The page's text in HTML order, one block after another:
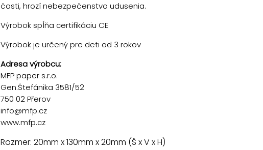
časti, hrozí nebezpečenstvo udusenia.
Výrobok spĺňa certifikáciu CE
Výrobok je určený pre deti od 3 rokov
Adresa výrobcu:
MFP paper s.r.o.
Gen.Štefánika 3581/52
750 02 Přerov
info@mfp.cz
www.mfp.cz
Rozmer: 20mm x 130mm x 20mm (Š x V x H)